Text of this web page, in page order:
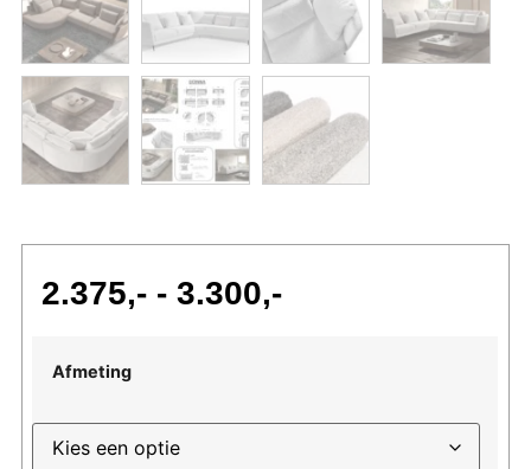
2.375 - 3.300
Afmeting